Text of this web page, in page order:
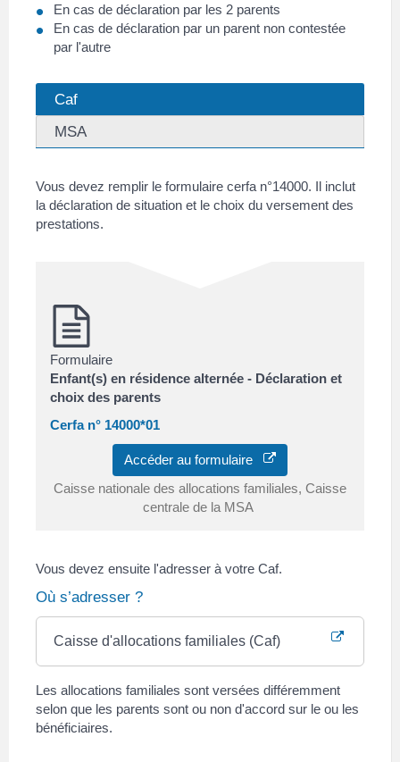
En cas de déclaration par les 2 parents
En cas de déclaration par un parent non contestée
par l'autre
Caf
MSA
Vous devez remplir le formulaire cerfa n°14000. Il inclut
la déclaration de situation et le choix du versement des
prestations.
Formulaire
Enfant(s) en résidence alternée - Déclaration et
choix des parents
Cerfa n° 14000*01
Accéder au formulaire
Caisse nationale des allocations familiales, Caisse
centrale de la MSA
Vous devez ensuite l'adresser à votre Caf.
Où s’adresser ?
Caisse d'allocations familiales (Caf)
Les allocations familiales sont versées différemment
selon que les parents sont ou non d'accord sur le ou les
bénéficiaires.